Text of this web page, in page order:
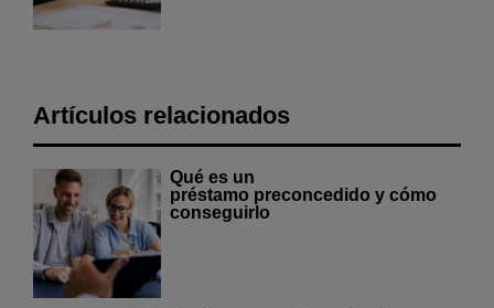
Artículos relacionados
Qué es un
préstamo preconcedido y cómo
conseguirlo